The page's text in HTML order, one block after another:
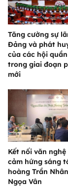
Tăng cường sự
Đảng và phát
của các hội
trong giai đoạn
mới
Kết nối văn
cảm hứng sáng
hoàng Trần
Ngọa Vân